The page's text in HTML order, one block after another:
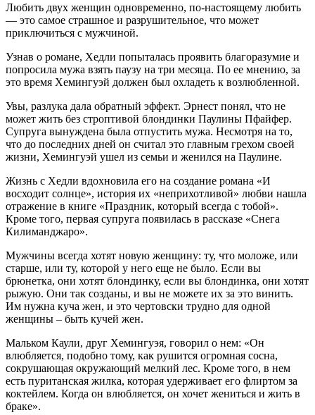
Любить двух женщин одновременно, по-настоящему любить
— это самое страшное и разрушительное, что может
приключиться с мужчиной.
Узнав о романе, Хедли попыталась проявить благоразумие и
попросила мужа взять паузу на три месяца. По ее мнению, за
это время Хемингуэй должен был охладеть к возлюбленной.
Увы, разлука дала обратный эффект. Эрнест понял, что не
может жить без строптивой блондинки Паулины Пфайфер.
Супруга вынуждена была отпустить мужа. Несмотря на то,
что до последних дней он считал это главным грехом своей
жизни, Хемингуэй ушел из семьи и женился на Паулине.
Жизнь с Хедли вдохновила его на создание романа «И
восходит солнце», история их «неприхотливой» любви нашла
отражение в книге «Праздник, который всегда с тобой».
Кроме того, первая супруга появилась в рассказе «Снега
Килиманджаро».
Мужчины всегда хотят новую женщину: ту, что моложе, или
старше, или ту, которой у него еще не было. Если вы
брюнетка, они хотят блондинку, если вы блондинка, они хотят
рыжую. Они так созданы, и вы не можете их за это винить.
Им нужна куча жен, и это чертовски трудно для одной
женщины – быть кучей жен.
Мальком Каули, друг Хемингуэя, говорил о нем: «Он
влюбляется, подобно тому, как рушится огромная сосна,
сокрушающая окружающий мелкий лес. Кроме того, в нем
есть пуританская жилка, которая удерживает его флиртом за
коктейлем. Когда он влюбляется, он хочет жениться и жить в
браке».